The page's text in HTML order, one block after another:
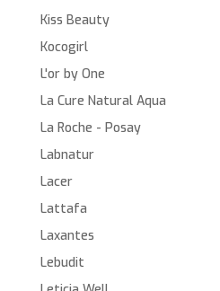
Kiss Beauty
Kocogirl
L'or by One
La Cure Natural Aqua
La Roche - Posay
Labnatur
Lacer
Lattafa
Laxantes
Lebudit